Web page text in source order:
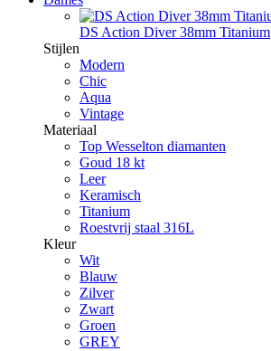
DS Action Diver 38mm Titanium
Stijlen
Modern
Chic
Aqua
Vintage
Materiaal
Top Wesselton diamanten
Goud 18 kt
Leer
Keramisch
Titanium
Roestvrij staal 316L
Kleur
Wit
Blauw
Zilver
Zwart
Groen
GREY